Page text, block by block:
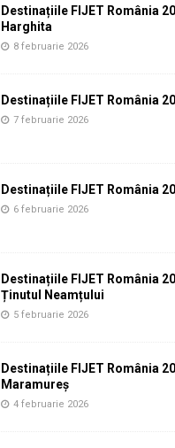
Destinațiile FIJET România
Harghita
8 februarie 2026
Destinațiile FIJET România
7 februarie 2026
Destinațiile FIJET România
6 februarie 2026
Destinațiile FIJET România
Ținutul Neamțului
5 februarie 2026
Destinațiile FIJET România
Maramureș
4 februarie 2026